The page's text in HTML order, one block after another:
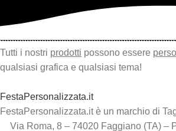
Tutti i nostri prodotti possono essere
qualsiasi grafica e qualsiasi tema!
FestaPersonalizzata.it
FestaPersonalizzata.it è un marchio di
Via Roma, 8 – 74020 Faggiano (TA) –